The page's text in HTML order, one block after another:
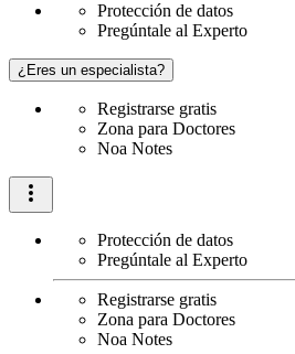
Protección de datos
Pregúntale al Experto
¿Eres un especialista?
Registrarse gratis
Zona para Doctores
Noa Notes
Protección de datos
Pregúntale al Experto
Registrarse gratis
Zona para Doctores
Noa Notes